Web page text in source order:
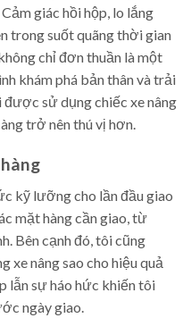
giác hồi hộp, lo lắng
trong suốt quãng thời gian
chỉ đơn thuần là một
khám phá bản thân và trải
sử dụng chiếc xe nâng
trở nên thú vị hơn.
kỹ lưỡng cho lần đầu giao
mặt hàng cần giao, từ
Bên cạnh đó, tôi cũng
xe nâng sao cho hiệu quả
lẫn sự háo hức khiến tôi
ngày giao.